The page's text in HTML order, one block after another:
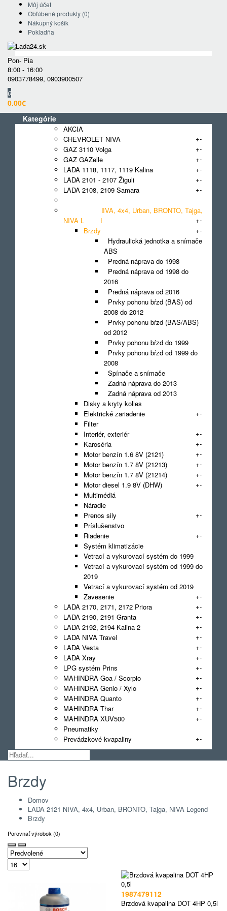
Môj účet
Obľúbené produkty (0)
Nákupný košík
Pokladňa
Pon- Pia
8:00 - 16:00
0903778499, 0903900507
0
0.00€
Kategórie
AKCIA
CHEVROLET NIVA
+-
GAZ 3110 Volga
+-
GAZ GAZelle
+-
LADA 1118, 1117, 1119 Kalina
+-
LADA 2101 - 2107 Žiguli
+-
LADA 2108, 2109 Samara
+-
LADA 2121 NIVA, 4x4, Urban, BRONTO, Tajga,
NIVA Legend
+-
Brzdy
+-
Hydraulická jednotka a snímače
ABS
Predná náprava do 1998
Predná náprava od 1998 do
2016
Predná náprava od 2016
Prvky pohonu bŕzd (BAS) od
2008 do 2012
Prvky pohonu bŕzd (BAS/ABS)
od 2012
Prvky pohonu bŕzd do 1999
Prvky pohonu bŕzd od 1999 do
2008
Spínače a snímače
Zadná náprava do 2013
Zadná náprava od 2013
Disky a kryty kolies
Elektrické zariadenie
+-
Filter
Interiér, exteriér
+-
Karoséria
+-
Motor benzín 1.6 8V (2121)
+-
Motor benzín 1.7 8V (21213)
+-
Motor benzín 1.7 8V (21214)
+-
Motor diesel 1.9 8V (DHW)
+-
Multimédiá
Náradie
Prenos sily
+-
Príslušenstvo
Riadenie
+-
Systém klimatizácie
Vetrací a vykurovací systém do 1999
Vetrací a vykurovací systém od 1999 do
2019
Vetrací a vykurovací systém od 2019
Zavesenie
+-
LADA 2170, 2171, 2172 Priora
+-
LADA 2190, 2191 Granta
+-
LADA 2192, 2194 Kalina 2
+-
LADA NIVA Travel
+-
LADA Vesta
+-
LADA Xray
+-
LPG systém Prins
+-
MAHINDRA Goa / Scorpio
+-
MAHINDRA Genio / Xylo
+-
MAHINDRA Quanto
+-
MAHINDRA Thar
+-
MAHINDRA XUV500
+-
Pneumatiky
Prevádzkové kvapaliny
+-
Brzdy
Domov
LADA 2121 NIVA, 4x4, Urban, BRONTO, Tajga, NIVA Legend
Brzdy
Porovnať výrobok (0)
1987479112
Brzdová kvapalina DOT 4HP 0,5l